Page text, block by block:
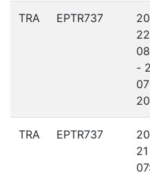
TRA EPTR737
22
-
TRA EPTR737
21